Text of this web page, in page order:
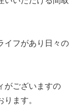
イフがあり日々の
がございますの
ます。